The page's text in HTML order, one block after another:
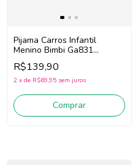
Pijama Carros Infantil
Menino Bimbi Ga831
(Marinho)
R$139,90
2 x de R$69,95 sem juros
Comprar